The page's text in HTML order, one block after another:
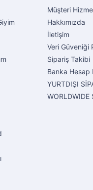
Müşteri
Hakkımızda
İletişim
Veri Güveniği
Sipariş Takibi
Banka Hesap
YURTDIŞI
WORLDWIDE